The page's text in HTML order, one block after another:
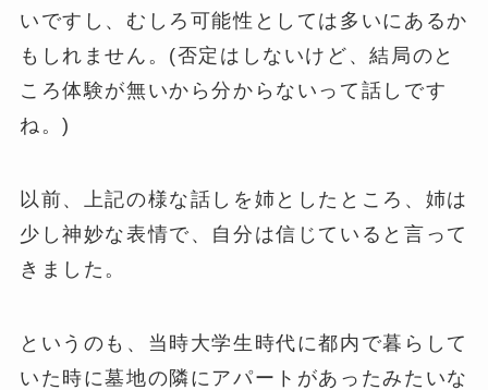
いですし、むしろ可能性としては多いにあるか
もしれません。(否定はしないけど、結局のと
ころ体験が無いから分からないって話しです
ね。)
以前、上記の様な話しを姉としたところ、姉は
少し神妙な表情で、自分は信じていると言って
きました。
というのも、当時大学生時代に都内で暮らして
いた時に墓地の隣にアパートがあったみたいな